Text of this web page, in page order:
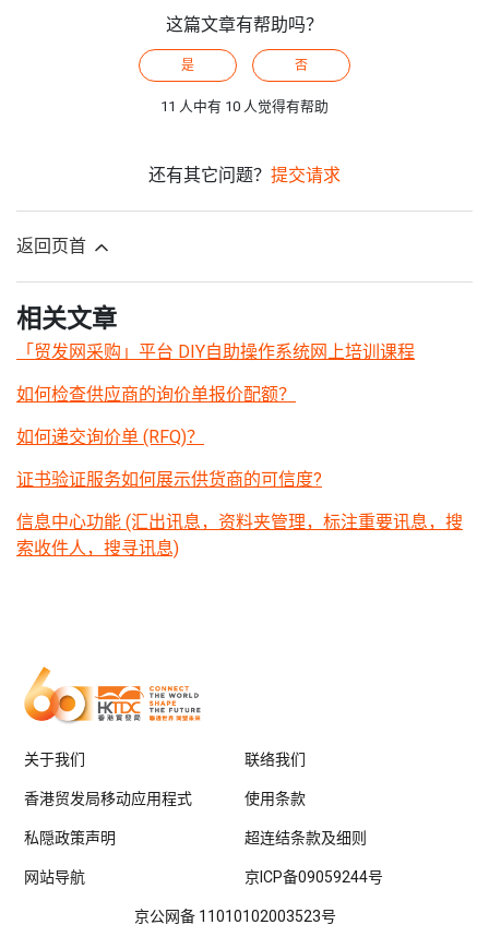
这篇文章有帮助吗？
是 否
11 人中有 10 人觉得有帮助
还有其它问题？ 提交请求
返回页首
相关文章
「贸发网采购」平台 DIY自助操作系统网上培训课程
如何检查供应商的询价单报价配额？
如何递交询价单 (RFQ)？
证书验证服务如何展示供货商的可信度?
信息中心功能 (汇出讯息，资料夹管理，标注重要讯息，搜
索收件人，搜寻讯息)
关于我们 联络我们
香港贸发局移动应用程式 使用条款
私隠政策声明 超连结条款及细则
网站导航 京ICP备09059244号
京公网备 11010102003523号